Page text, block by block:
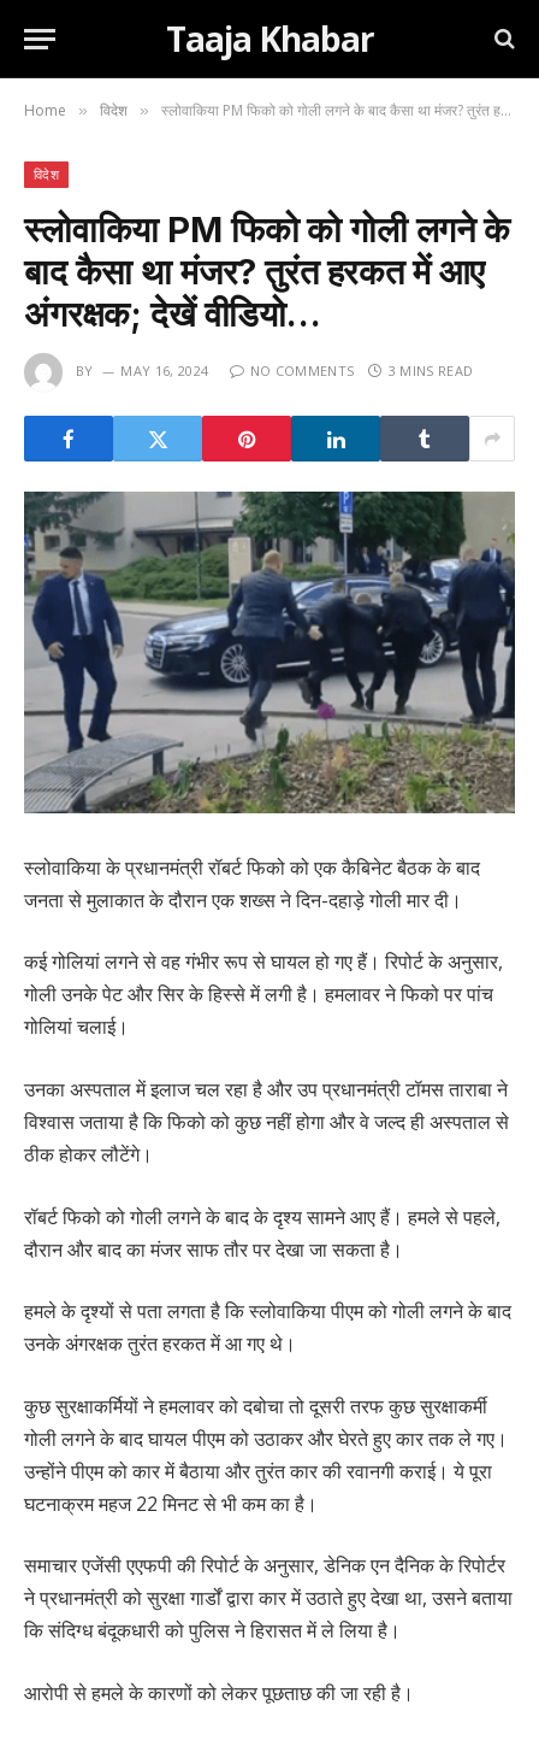
Taaja Khabar
Home » विदेश » स्लोवाकिया PM फिको को गोली लगने के बाद कैसा था मंजर? तुरंत हरकत में आए अंगरक्षक; देखें वीडियो…
विदेश
स्लोवाकिया PM फिको को गोली लगने के
बाद कैसा था मंजर? तुरंत हरकत में आए
अंगरक्षक; देखें वीडियो…
BY MAY 16, 2024 NO COMMENTS 3 MINS READ
स्लोवाकिया के प्रधानमंत्री रॉबर्ट फिको को एक कैबिनेट बैठक के बाद
जनता से मुलाकात के दौरान एक शख्स ने दिन-दहाड़े गोली मार दी।
कई गोलियां लगने से वह गंभीर रूप से घायल हो गए हैं। रिपोर्ट के अनुसार,
गोली उनके पेट और सिर के हिस्से में लगी है। हमलावर ने फिको पर पांच
गोलियां चलाई।
उनका अस्पताल में इलाज चल रहा है और उप प्रधानमंत्री टॉमस ताराबा ने
विश्वास जताया है कि फिको को कुछ नहीं होगा और वे जल्द ही अस्पताल से
ठीक होकर लौटेंगे।
रॉबर्ट फिको को गोली लगने के बाद के दृश्य सामने आए हैं। हमले से पहले,
दौरान और बाद का मंजर साफ तौर पर देखा जा सकता है।
हमले के दृश्यों से पता लगता है कि स्लोवाकिया पीएम को गोली लगने के बाद
उनके अंगरक्षक तुरंत हरकत में आ गए थे।
कुछ सुरक्षाकर्मियों ने हमलावर को दबोचा तो दूसरी तरफ कुछ सुरक्षाकर्मी
गोली लगने के बाद घायल पीएम को उठाकर और घेरते हुए कार तक ले गए।
उन्होंने पीएम को कार में बैठाया और तुरंत कार की रवानगी कराई। ये पूरा
घटनाक्रम महज 22 मिनट से भी कम का है।
समाचार एजेंसी एएफपी की रिपोर्ट के अनुसार, डेनिक एन दैनिक के रिपोर्टर
ने प्रधानमंत्री को सुरक्षा गार्डों द्वारा कार में उठाते हुए देखा था, उसने बताया
कि संदिग्ध बंदूकधारी को पुलिस ने हिरासत में ले लिया है।
आरोपी से हमले के कारणों को लेकर पूछताछ की जा रही है।